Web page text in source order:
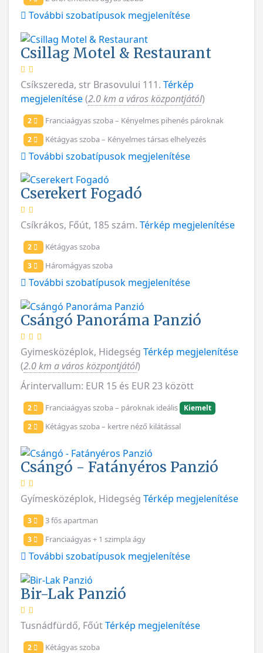
További szobatípusok megjelenítése
Csillag Motel & Restaurant
Csíkszereda, str Brasovului 111. Térkép
megjelenítése(2.0 km a város központjától)
2 Franciaágyas szoba – Kényelmes pihenés pároknak
2 Kétágyas szoba – Kényelmes társas elhelyezés
További szobatípusok megjelenítése
Cserekert Fogadó
Csíkrákos, Főút, 185 szám. Térkép megjelenítése
2 Kétágyas szoba
3 Háromágyas szoba
További szobatípusok megjelenítése
Csángó Panoráma Panzió
Gyimesközéplok, Hidegség Térkép megjelenítése
(2.0 km a város központjától)
Árintervallum: EUR 15 és EUR 23 között
2 Franciaágyas szoba – pároknak ideális
Kiemelt
2
Kétágyas szoba – kertre néző kilátással
Csángó - Fatányéros Panzió
Gyímesközéplok, Hidegség Térkép megjelenítése
3 3 fős apartman
3 Franciaágyas + 1 szimpla ágy
További szobatípusok megjelenítése
Bir-Lak Panzió
Tusnádfürdő, FőútTérkép megjelenítése
2 Kétágyas szoba